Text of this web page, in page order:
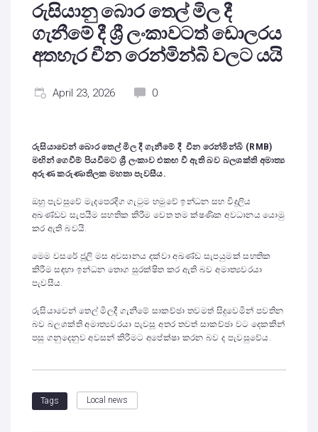
රුසියානු බොර තෙල් මිල දී
ගැනීමේ දී ශ්‍රී ලංකාවටත් ඩොලරය
අතහැර චීන රෙන්මින්බි වලට යයි
April 23, 2026 0
රුසියාවෙන් බොර තෙල් මිල දී ගැනීමේ දී චීන රෙන්මින්බි ( RMB)
මඟින් ගෙවීම් පියවීමට ශ්‍රී ලංකාව එකඟ වී ඇති බව බලශක්ති අමාත්‍ය
අරුණ කරුණාතිලක මහතා පැවසීය.
ඔහු පැවසුවේ මැදපෙරදිග ගැටුම හමුවේ ඉන්ධන සහ විදුලිය
අඛණ්ඩව සැපයීම සහතික කිරීම වෙත තම ක්ෂණික අවධානය යොමු
කර ඇති බවයි.
මෙම වසරේ ජූලි මස අවසානය දක්වා අඛණ්ඩ සැපයුමක් සහතික
කිරීම සඳහා ඉන්ධන තොග සුරක්ෂිත කර ඇති බව අමාත්‍යවරයා
පැවසීය.
රුසියාවෙන් තෙල් මිලදී ගැනීමේ සාකච්ඡා තවමත් සිදුවෙමින් පවතින
බව බලශක්ති අමාත්‍යවරයා පැවසූ අතර තවත් සාකච්ඡා වට දෙකකින්
පසු ගනුදෙනුව අවසන් කිරීමට අපේක්ෂා කරන බව ද පැවසුවේය.
Tags Local news